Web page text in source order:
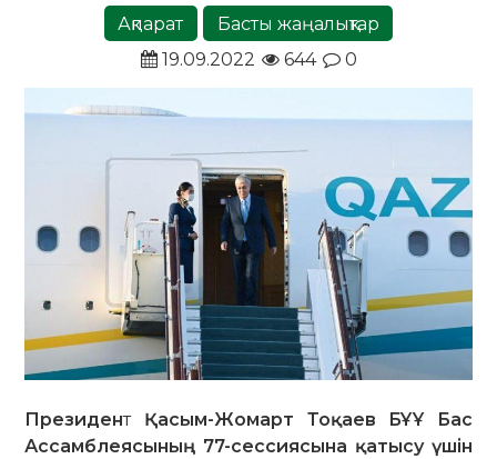
Ақпарат
Басты жаңалықтар
19.09.2022
644 0
Президент Қасым-Жомарт Тоқаев БҰҰ Бас
Ассамблеясының 77-сессиясына қатысу үшін